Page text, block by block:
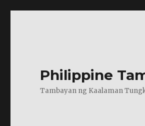
Philippine
Tambayan ng Kaalaman